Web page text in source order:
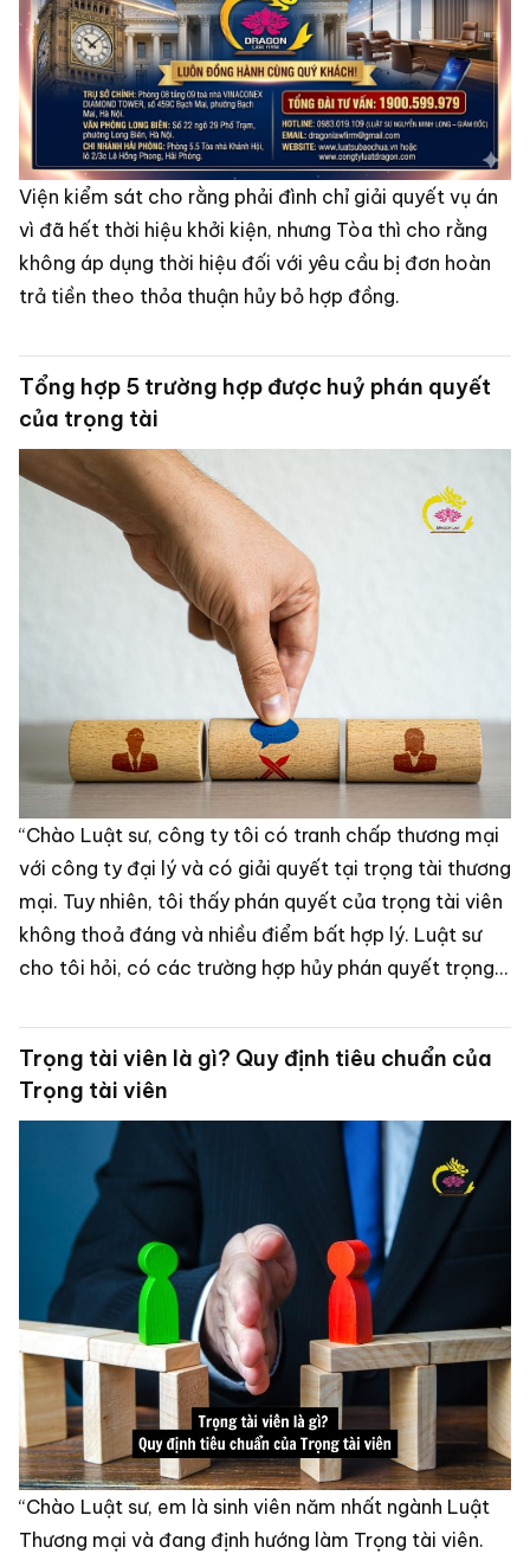
Viện kiểm sát cho rằng phải đình chỉ giải quyết vụ án
vì đã hết thời hiệu khởi kiện, nhưng Tòa thì cho rằng
không áp dụng thời hiệu đối với yêu cầu bị đơn hoàn
trả tiền theo thỏa thuận hủy bỏ hợp đồng.
Tổng hợp 5 trường hợp được huỷ phán quyết
của trọng tài
“Chào Luật sư, công ty tôi có tranh chấp thương mại
với công ty đại lý và có giải quyết tại trọng tài thương
mại. Tuy nhiên, tôi thấy phán quyết của trọng tài viên
không thoả đáng và nhiều điểm bất hợp lý. Luật sư
cho tôi hỏi, có các trường hợp hủy phán quyết trọng
điều này? Cảm ơn luật sư” - Chị Thuý, chủ doanh
nghiệp tại Hưng Yên.
Trọng tài viên là gì? Quy định tiêu chuẩn của
Trọng tài viên
“Chào Luật sư, em là sinh viên năm nhất ngành Luật
Thương mại và đang định hướng làm Trọng tài viên.